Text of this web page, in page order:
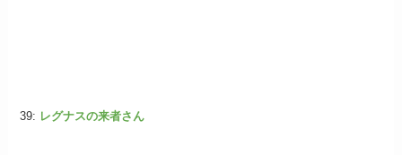
39: レグナスの来者さん